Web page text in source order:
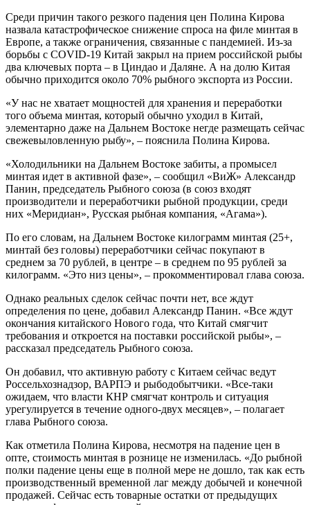
Среди причин такого резкого падения цен Полина Кирова
назвала катастрофическое снижение спроса на филе минтая в
Европе, а также ограничения, связанные с пандемией. Из-за
борьбы с COVID-19 Китай закрыл на прием российской рыбы
два ключевых порта – в Циндао и Даляне. А на долю Китая
обычно приходится около 70% рыбного экспорта из России.
«У нас не хватает мощностей для хранения и переработки
того объема минтая, который обычно уходил в Китай,
элементарно даже на Дальнем Востоке негде размещать сейчас
свежевыловленную рыбу», – пояснила Полина Кирова.
«Холодильники на Дальнем Востоке забиты, а промысел
минтая идет в активной фазе», – сообщил «ВиЖ» Александр
Панин, председатель Рыбного союза (в союз входят
производители и переработчики рыбной продукции, среди
них «Меридиан», Русская рыбная компания, «Агама»).
По его словам, на Дальнем Востоке килограмм минтая (25+,
минтай без головы) переработчики сейчас покупают в
среднем за 70 рублей, в центре – в среднем по 95 рублей за
килограмм. «Это низ цены», – прокомментировал глава союза.
Однако реальных сделок сейчас почти нет, все ждут
определения по цене, добавил Александр Панин. «Все ждут
окончания китайского Нового года, что Китай смягчит
требования и откроется на поставки российской рыбы», –
рассказал председатель Рыбного союза.
Он добавил, что активную работу с Китаем сейчас ведут
Россельхознадзор, ВАРПЭ и рыбодобытчики. «Все-таки
ожидаем, что власти КНР смягчат контроль и ситуация
урегулируется в течение одного-двух месяцев», – полагает
глава Рыбного союза.
Как отметила Полина Кирова, несмотря на падение цен в
опте, стоимость минтая в рознице не изменилась. «До рыбной
полки падение цены еще в полной мере не дошло, так как есть
производственный временной лаг между добычей и конечной
продажей. Сейчас есть товарные остатки от предыдущих